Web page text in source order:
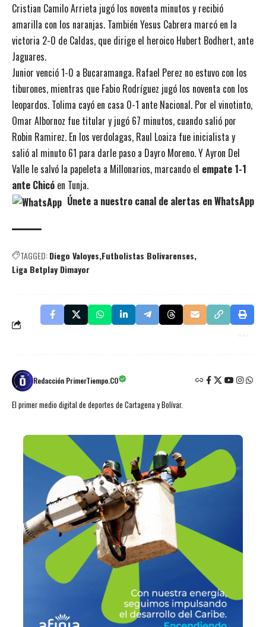
Cristian Camilo Arrieta jugó los noventa minutos y recibió
amarilla con los naranjas. También Yesus Cabrera marcó en la
victoria 2-0 de Caldas, que dirige el heroico Hubert Bodhert, ante
Jaguares.
Junior venció 1-0 a Bucaramanga. Rafael Perez no estuvo con los
tiburones, mientras que Fabio Rodríguez jugó los noventa con los
leopardos. Tolima cayó en casa 0-1 ante Nacional. Por el vinotinto,
Omar Albornoz fue titular y jugó 67 minutos, cuando salió por
Robin Ramirez. En los verdolagas, Raul Loaiza fue inicialista y
salió al minuto 61 para darle paso a Dayro Moreno. Y Ayron Del
Valle le salvó la papeleta a Millonarios, marcando el empate 1-1
ante Chicó en Tunja.
Únete a nuestro canal de alertas en WhatsApp
TAGGED:Diego Valoyes Futbolistas Bolivarenses
Liga Betplay Dimayor
Redacción PrimerTiempo.CO
El primer medio digital de deportes de Cartagena y Bolívar.